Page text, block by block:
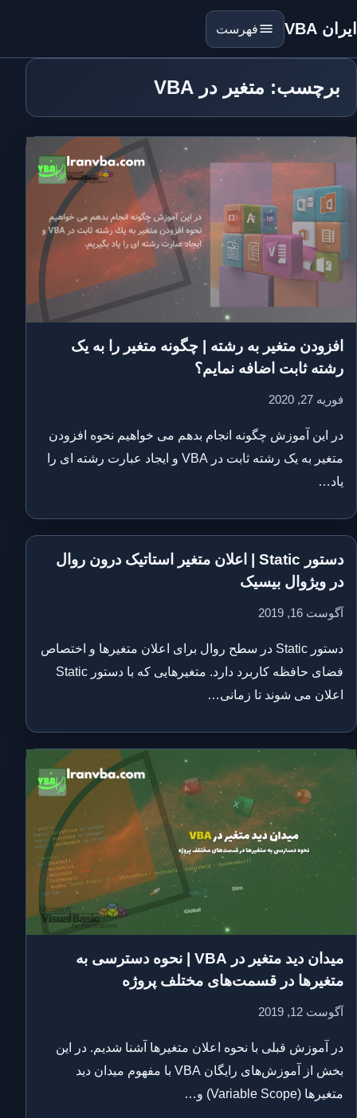
ایران VBA فهرست
برچسب: متغیر در VBA
افزودن متغیر به رشته | چگونه متغیر را به یک
رشته ثابت اضافه نمایم؟
فوریه 27, 2020
در این آموزش چگونه انجام بدهم می خواهیم نحوه افزودن
متغیر به یک رشته ثابت در VBA و ایجاد عبارت رشته ای را
یاد…
دستور Static | اعلان متغیر استاتیک درون روال
در ویژوال بیسیک
آگوست 16, 2019
دستور Static در سطح روال برای اعلان متغیرها و اختصاص
فضای حافظه کاربرد دارد. متغیرهایی که با دستور Static
اعلان می شوند تا زمانی…
میدان دید متغیر در VBA | نحوه دسترسی به
متغیرها در قسمت‌های مختلف پروژه
آگوست 12, 2019
در آموزش قبلی با نحوه اعلان متغیرها آشنا شدیم. در این
بخش از آموزش‌های رایگان VBA با مفهوم میدان دید
متغیرها (Variable Scope) و…